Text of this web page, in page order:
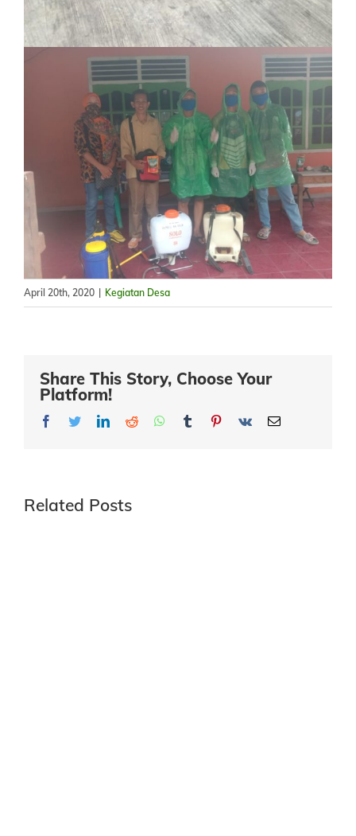
April 20th, 2020 Kegiatan Desa
Share This Story, Choose Your
Platform!
Facebook
TwitterLinkedIn
Reddit Whatsapp
Tumblr Pinterest
Vk Email
Related Posts